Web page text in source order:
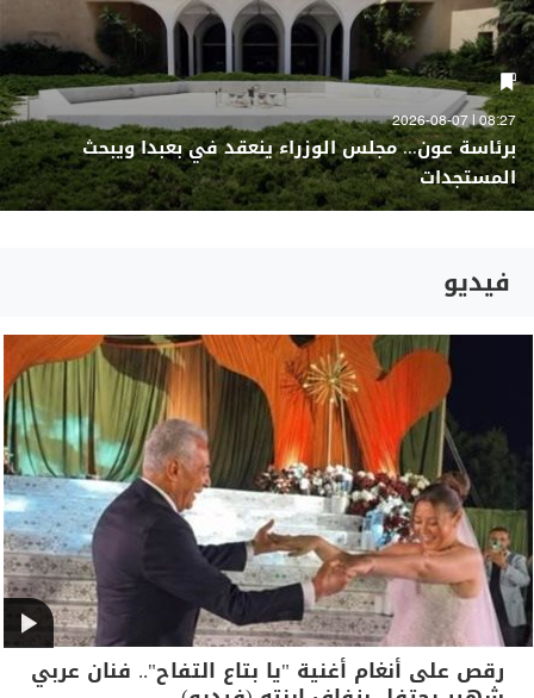
08:27 | 2026-08-07
برئاسة عون... مجلس الوزراء ينعقد في بعبدا ويبحث
المستجدات
فيديو
رقص على أنغام أغنية "يا بتاع التفاح".. فنان عربي